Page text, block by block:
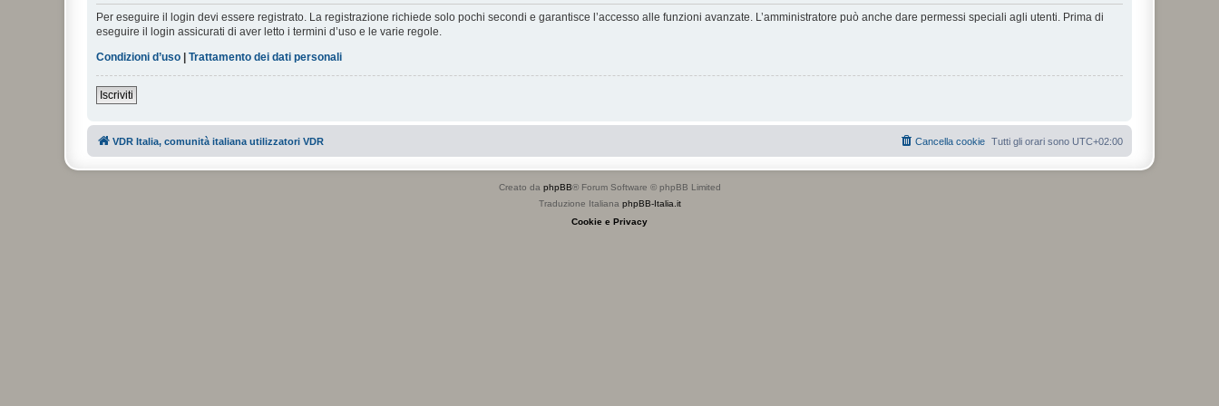
Per eseguire il login devi essere registrato. La registrazione richiede solo pochi secondi e garantisce l’accesso alle funzioni avanzate. L’amministratore può anche dare permessi speciali agli utenti. Prima di
eseguire il login assicurati di aver letto i termini d’uso e le varie regole.
Condizioni d’uso | Trattamento dei dati personali
Iscriviti
VDR Italia, comunità italiana utilizzatori VDR Tutti gli orari sono UTC+02:00
Cancella cookie
Creato da phpBB® Forum Software © phpBB Limited
Traduzione Italiana phpBB-Italia.it
Cookie e Privacy